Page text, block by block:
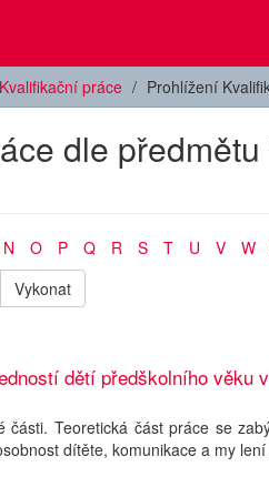
Kvalifikační práce Prohlížení
dle
N O P Q R S T U V W
Vykonat
dětí předškolního věku
Teoretická část práce se
dítěte, komunikace a my lení